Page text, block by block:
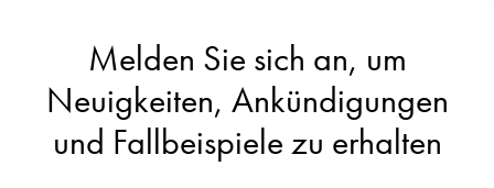
Melden Sie sich an, um
Neuigkeiten, Ankündigungen
und Fallbeispiele zu erhalten